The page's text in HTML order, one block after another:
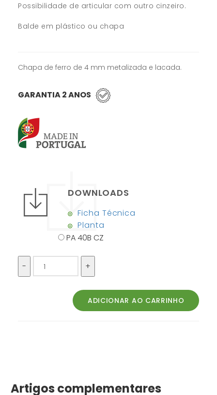
Possibilidade de articular com outro cinzeiro.
Balde em plástico ou chapa
Chapa de ferro de 4 mm metalizada e lacada.
GARANTIA 2 ANOS
DOWNLOADS
Ficha Técnica
Planta
PA 40B CZ
Artigos complementares